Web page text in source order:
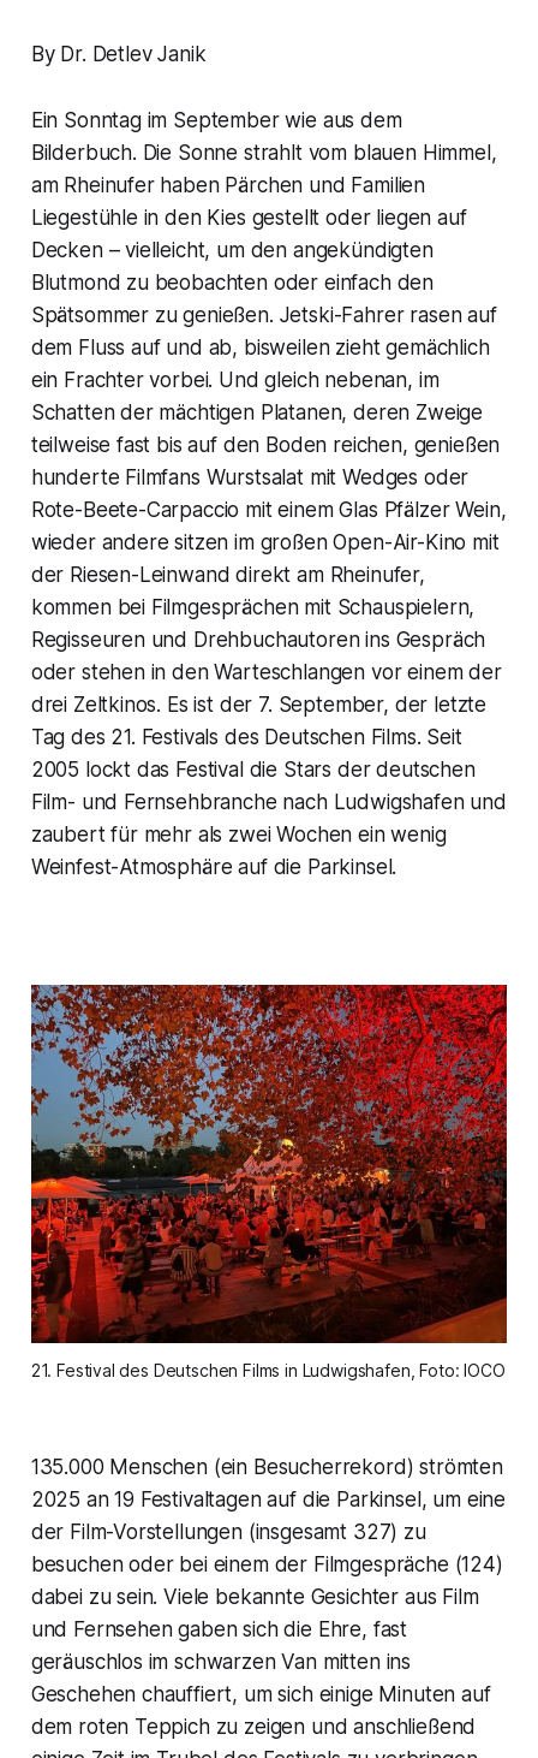
By Dr. Detlev Janik
Ein Sonntag im September wie aus dem
Bilderbuch. Die Sonne strahlt vom blauen Himmel,
am Rheinufer haben Pärchen und Familien
Liegestühle in den Kies gestellt oder liegen auf
Decken – vielleicht, um den angekündigten
Blutmond zu beobachten oder einfach den
Spätsommer zu genießen. Jetski-Fahrer rasen auf
dem Fluss auf und ab, bisweilen zieht gemächlich
ein Frachter vorbei. Und gleich nebenan, im
Schatten der mächtigen Platanen, deren Zweige
teilweise fast bis auf den Boden reichen, genießen
hunderte Filmfans Wurstsalat mit Wedges oder
Rote-Beete-Carpaccio mit einem Glas Pfälzer Wein,
wieder andere sitzen im großen Open-Air-Kino mit
der Riesen-Leinwand direkt am Rheinufer,
kommen bei Filmgesprächen mit Schauspielern,
Regisseuren und Drehbuchautoren ins Gespräch
oder stehen in den Warteschlangen vor einem der
drei Zeltkinos. Es ist der 7. September, der letzte
Tag des 21. Festivals des Deutschen Films. Seit
2005 lockt das Festival die Stars der deutschen
Film- und Fernsehbranche nach Ludwigshafen und
zaubert für mehr als zwei Wochen ein wenig
Weinfest-Atmosphäre auf die Parkinsel.
135.000 Menschen (ein Besucherrekord) strömten
2025 an 19 Festivaltagen auf die Parkinsel, um eine
der Film-Vorstellungen (insgesamt 327) zu
besuchen oder bei einem der Filmgespräche (124)
dabei zu sein. Viele bekannte Gesichter aus Film
und Fernsehen gaben sich die Ehre, fast
geräuschlos im schwarzen Van mitten ins
Geschehen chauffiert, um sich einige Minuten auf
dem roten Teppich zu zeigen und anschließend